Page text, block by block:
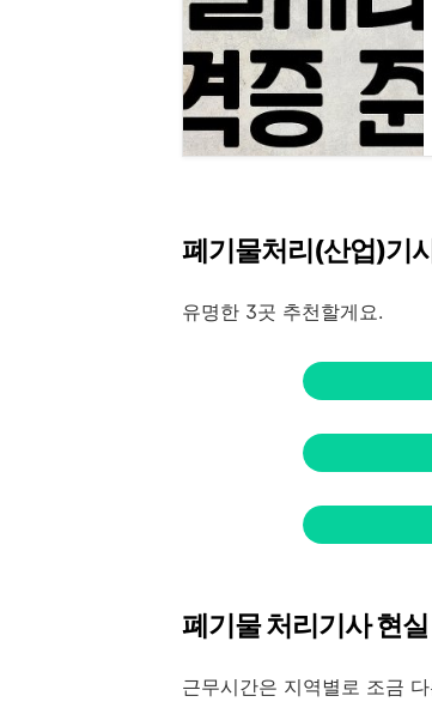
폐기물처리(산업)기
유명한 3곳 추천할게요.
폐기물 처리기사 현실
근무시간은 지역별로 조금